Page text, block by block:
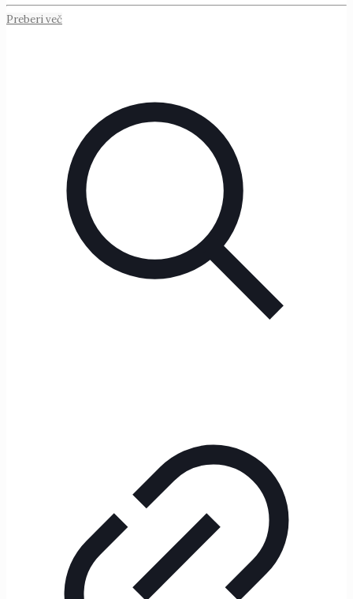
Preberi več